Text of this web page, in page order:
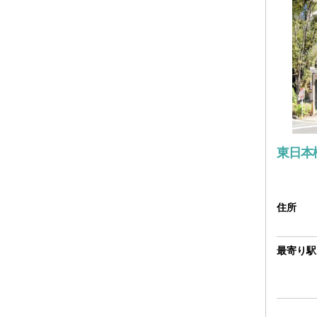
東日本
住所
最寄り駅